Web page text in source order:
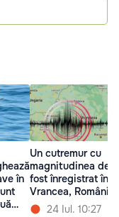
în
Un cutremur cu
magnitudinea de
fost înregistrat în
Vrancea, România
24 Iul. 10:27